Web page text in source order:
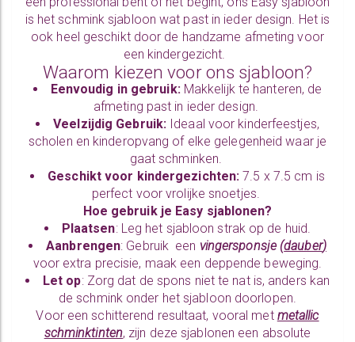
is het schmink sjabloon wat past in ieder design. Het is
ook heel geschikt door de handzame afmeting voor
een kindergezicht.
Waarom kiezen voor ons sjabloon?
Eenvoudig in gebruik:Makkelijk te hanteren, de
afmeting past in ieder design.
Veelzijdig Gebruik: Ideaal voor kinderfeestjes,
scholen en kinderopvang of elke gelegenheid waar je
gaat schminken.
Geschikt voor kindergezichten: 7.5 x 7.5 cm is
perfect voor vrolijke snoetjes.
Hoe gebruik je Easy sjablonen?
Plaatsen: Leg het sjabloon strak op de huid.
Aanbrengen: Gebruik een vingersponsje (dauber)
voor extra precisie, maak een deppende beweging.
Let op: Zorg dat de spons niet te nat is, anders kan
de schmink onder het sjabloon doorlopen.
Voor een schitterend resultaat, vooral met metallic
schminktinten, zijn deze sjablonen een absolute